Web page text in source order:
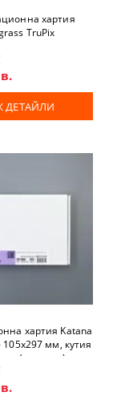
хартия
TruPix
ДЕТАЙЛИ
хартия Katana
105x297 мм, кутия
(за чаши)